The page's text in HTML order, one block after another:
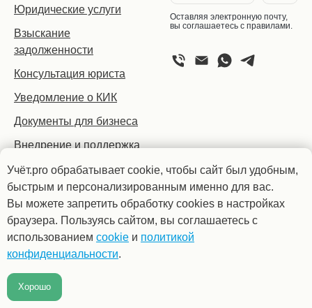
Учёт.pro обрабатывает cookie, чтобы сайт был удобным,
быстрым и персонализированным именно для вас.
Вы можете запретить обработку cookies в настройках
браузера. Пользуясь сайтом, вы соглашаетесь с
использованием cookie и политикой
конфиденциальности.
Хорошо
Юридические услуги
Взыскание
задолженности
Консультация юриста
Уведомление о КИК
Документы для бизнеса
Внедрение и поддержка
ИТ-аутсорсинг
Оставляя электронную почту,
вы соглашаетесь с правилами.
© «Учёт.pro» 2008 —